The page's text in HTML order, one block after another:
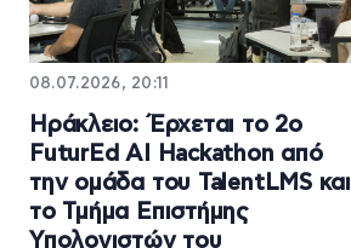
08.07.2026, 20:11
Ηράκλειο: Έρχεται το 2o
FuturEd AI Hackathon από
την ομάδα του TalentLMS και
το Τμήμα Επιστήμης
Υπολογιστών του